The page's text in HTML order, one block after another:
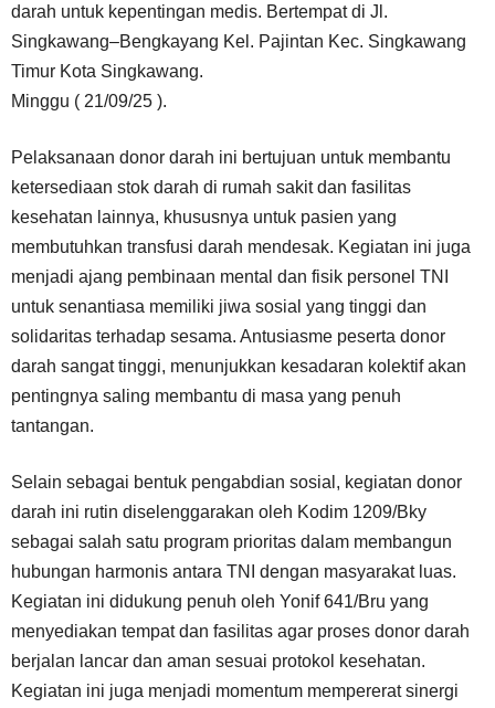
darah untuk kepentingan medis. Bertempat di Jl.
Singkawang–Bengkayang Kel. Pajintan Kec. Singkawang
Timur Kota Singkawang.
Minggu ( 21/09/25 ).
Pelaksanaan donor darah ini bertujuan untuk membantu
ketersediaan stok darah di rumah sakit dan fasilitas
kesehatan lainnya, khususnya untuk pasien yang
membutuhkan transfusi darah mendesak. Kegiatan ini juga
menjadi ajang pembinaan mental dan fisik personel TNI
untuk senantiasa memiliki jiwa sosial yang tinggi dan
solidaritas terhadap sesama. Antusiasme peserta donor
darah sangat tinggi, menunjukkan kesadaran kolektif akan
pentingnya saling membantu di masa yang penuh
tantangan.
Selain sebagai bentuk pengabdian sosial, kegiatan donor
darah ini rutin diselenggarakan oleh Kodim 1209/Bky
sebagai salah satu program prioritas dalam membangun
hubungan harmonis antara TNI dengan masyarakat luas.
Kegiatan ini didukung penuh oleh Yonif 641/Bru yang
menyediakan tempat dan fasilitas agar proses donor darah
berjalan lancar dan aman sesuai protokol kesehatan.
Kegiatan ini juga menjadi momentum mempererat sinergi